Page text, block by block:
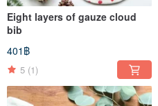
Eight layers of gauze cloud
bib
401฿
5 (1)